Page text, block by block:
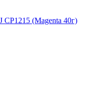
CP1215 (Magenta 40г)